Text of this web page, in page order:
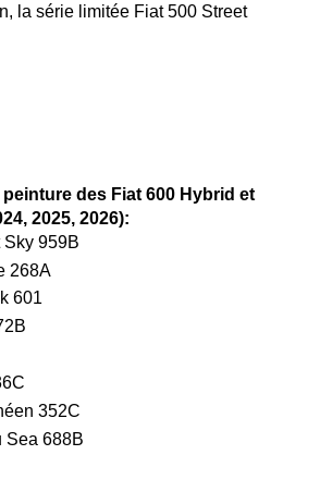
la série limitée Fiat 500 Street
des Fiat 600 Hybrid et
2025, 2026):
Sky 959B
268A
601
352C
Sea 688B